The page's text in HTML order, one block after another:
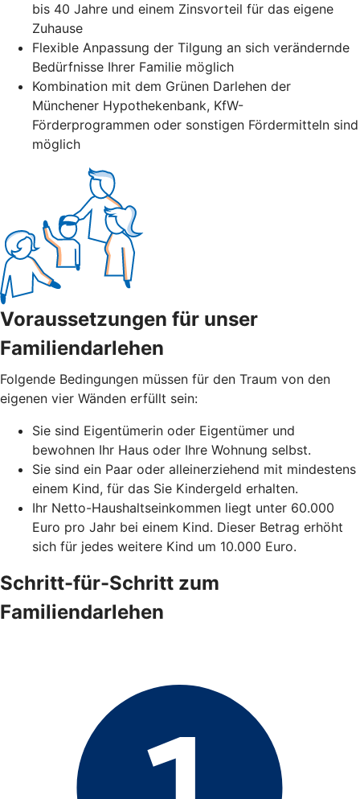
bis 40 Jahre und einem Zinsvorteil für das eigene
Zuhause
Flexible Anpassung der Tilgung an sich verändernde
Bedürfnisse Ihrer Familie möglich
Kombination mit dem Grünen Darlehen der
Münchener Hypothekenbank, KfW-
Förderprogrammen oder sonstigen Fördermitteln sind
möglich
Voraussetzungen für unser
Familiendarlehen
Folgende Bedingungen müssen für den Traum von den
eigenen vier Wänden erfüllt sein:
Sie sind Eigentümerin oder Eigentümer und
bewohnen Ihr Haus oder Ihre Wohnung selbst.
Sie sind ein Paar oder alleinerziehend mit mindestens
einem Kind, für das Sie Kindergeld erhalten.
Ihr Netto-Haushaltseinkommen liegt unter 60.000
Euro pro Jahr bei einem Kind. Dieser Betrag erhöht
sich für jedes weitere Kind um 10.000 Euro.
Schritt-für-Schritt zum
Familiendarlehen